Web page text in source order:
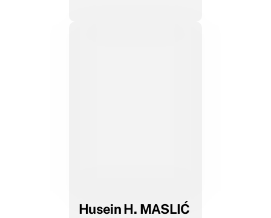
Husein H. MASLIĆ